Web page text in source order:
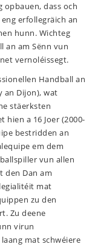
opbauen, dass och
erfollegräich an
hunn. Wichteg
an am Sënn vun
vernoléissegt.
Handball an
an Dijon), wat
stäerksten
hien a 16 Joer (2000-
bestridden an
em dem
vun allen
den Dan am
mat
zu den
Zu deene
virun
mat schwéiere